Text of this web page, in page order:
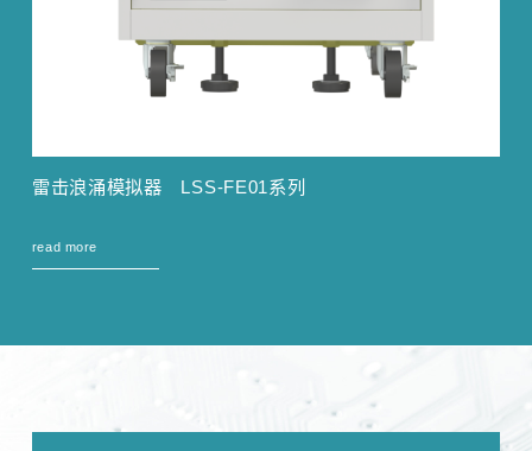
雷击浪涌模拟器 LSS-FE01系列
read more